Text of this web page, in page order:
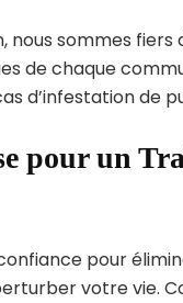
nous sommes
de chaque
d’infestation de
pour un
pour
votre vie.